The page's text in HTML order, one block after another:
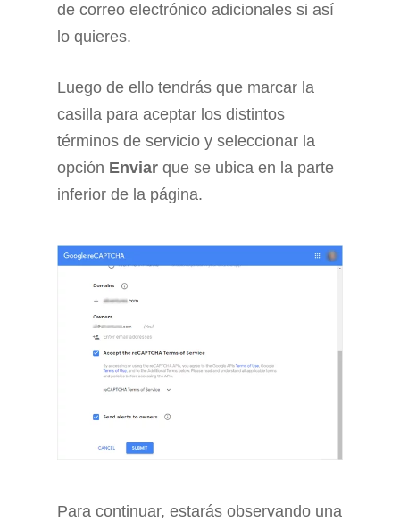
de correo electrónico adicionales si así
lo quieres.
Luego de ello tendrás que marcar la
casilla para aceptar los distintos
términos de servicio y seleccionar la
opción Enviar que se ubica en la parte
inferior de la página.
Para continuar, estarás observando una